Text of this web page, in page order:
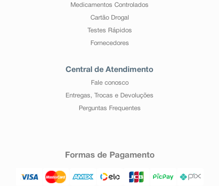
Medicamentos Controlados
Cartão Drogal
Testes Rápidos
Fornecedores
Central de Atendimento
Fale conosco
Entregas, Trocas e Devoluções
Perguntas Frequentes
Formas de Pagamento